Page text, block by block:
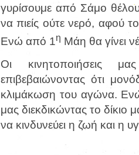
γυρίσουμε από Σάμο
να πιείς ούτε νερό, αφού
Ενώ από 1η Μάη θα γίνει
Οι κινητοποιήσεις
επιβεβαιώνοντας ότι
κλιμάκωση του αγώνα.
μας διεκδικώντας το
να κινδυνεύει η ζωή και η